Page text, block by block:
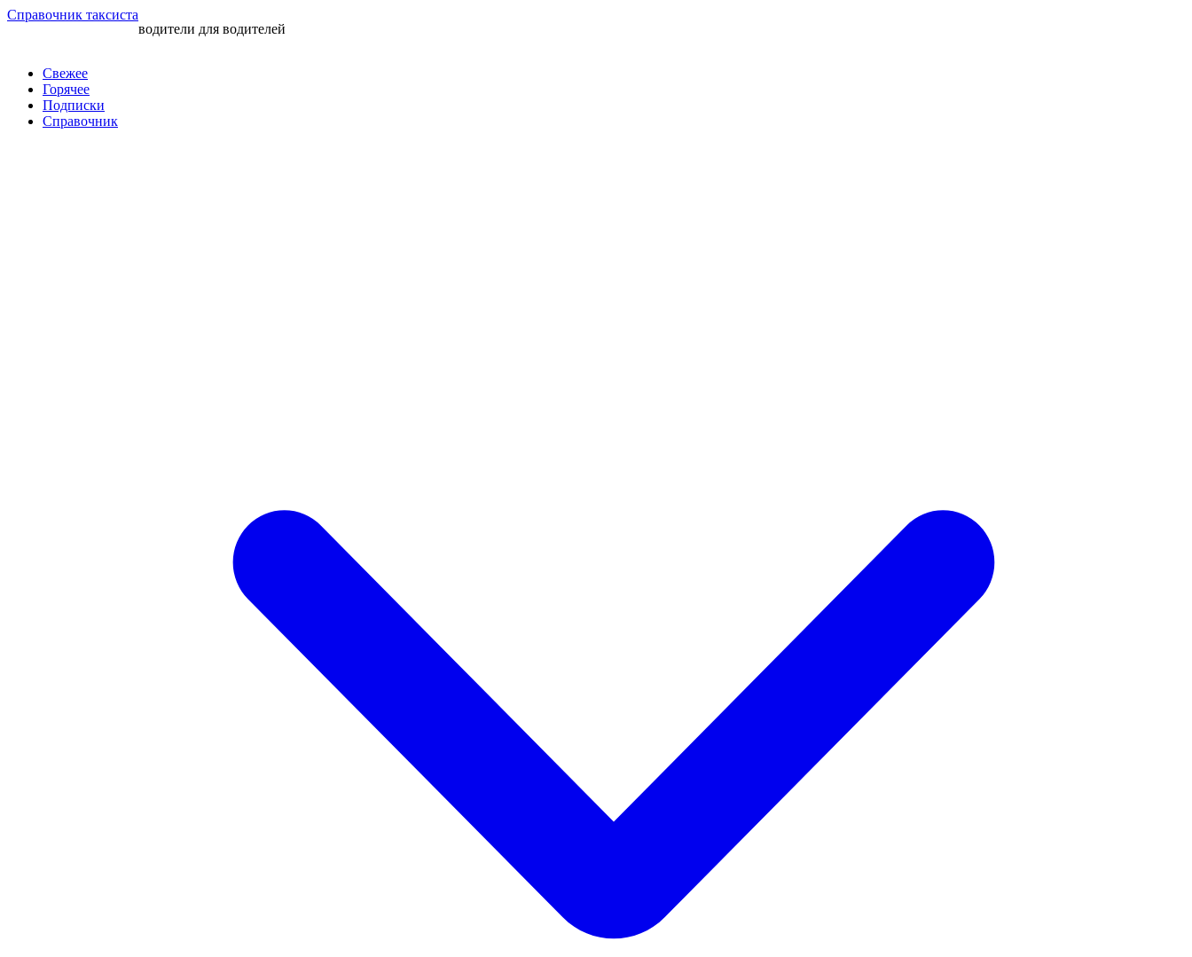
Перейти
Справочник таксиста
водители для водителей
Свежее
Горячее
Подписки
Справочник